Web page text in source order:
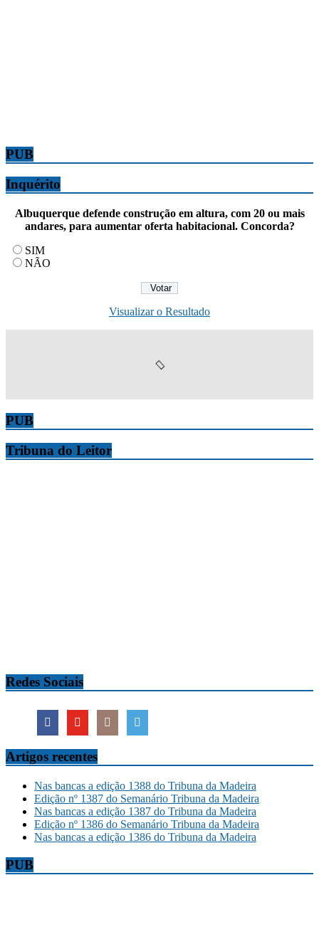
PUB
Inquérito
Albuquerque defende construção em altura, com 20 ou mais
andares, para aumentar oferta habitacional. Concorda?
SIM
NÃO
Visualizar o Resultado
PUB
Tribuna do Leitor
Redes Sociais
Artigos recentes
Nas bancas a edição 1388 do Tribuna da Madeira
Edição nº 1387 do Semanário Tribuna da Madeira
Nas bancas a edição 1387 do Tribuna da Madeira
Edição nº 1386 do Semanário Tribuna da Madeira
Nas bancas a edição 1386 do Tribuna da Madeira
PUB